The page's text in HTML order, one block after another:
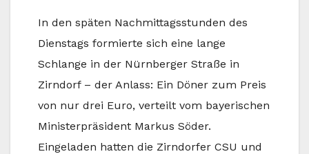
In den späten Nachmittagsstunden des
Dienstags formierte sich eine lange
Schlange in der Nürnberger Straße in
Zirndorf – der Anlass: Ein Döner zum Preis
von nur drei Euro, verteilt vom bayerischen
Ministerpräsident Markus Söder.
Eingeladen hatten die Zirndorfer CSU und